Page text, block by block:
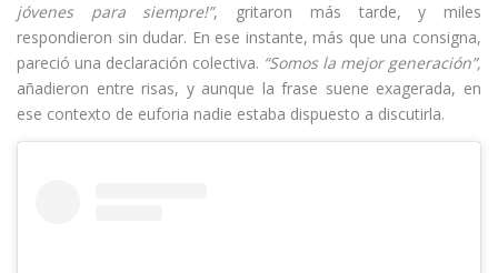
jóvenes para siempre!”, gritaron más tarde, y miles
respondieron sin dudar. En ese instante, más que una consigna,
pareció una declaración colectiva. “Somos la mejor generación”,
añadieron entre risas, y aunque la frase suene exagerada, en
ese contexto de euforia nadie estaba dispuesto a discutirla.